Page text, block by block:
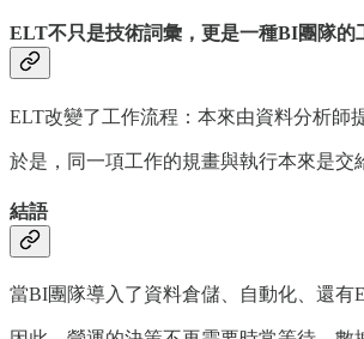
ELT不只是技術詞彙，更是一種BI團隊的
ELT改變了工作流程：本來由資料分析師
於是，同一項工作的規畫與執行本來是交
結語
當BI團隊導入了資料倉儲、自動化、還有